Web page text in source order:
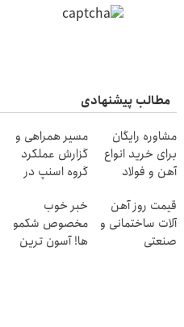
مطالب پیشنهادی
مشاوره رایگان
برای خرید انواع
آهن و فولاد
مسیر همراهی و
گزارش عملکرد
گروه اسنپ در
قیمت روز آهن
آلات ساختمانی و
صنعتی
خبر خوب
مخصوص شکمو
ها! آسون ترین